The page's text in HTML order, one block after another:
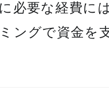
必要な経費に
ミングで資金を